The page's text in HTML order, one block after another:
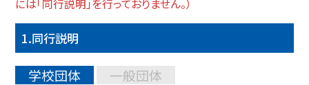
には「同行説明」を行っておりません。）
1.同行説明
学校団体 一般団体